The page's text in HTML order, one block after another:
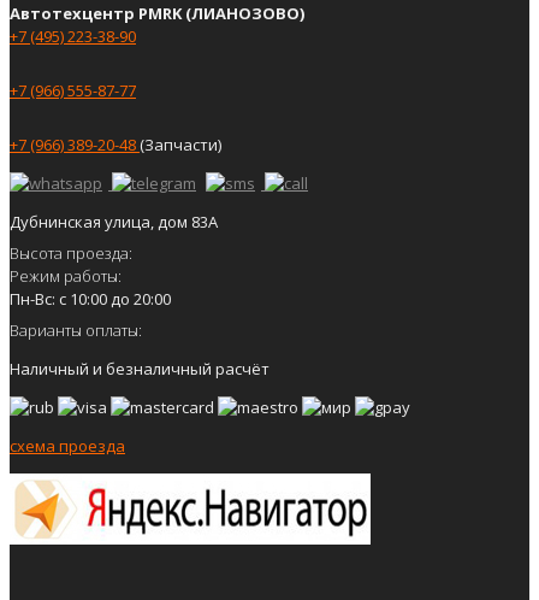
Автотехцентр PMRK (ЛИАНОЗОВО)
+7 (495) 223-38-90
+7 (966) 555-87-77
+7 (966) 389-20-48(Запчасти)
Дубнинская улица, дом 83А
Высота проезда:
Режим работы:
Пн-Вс: с 10:00 до 20:00
Варианты оплаты:
Наличный и безналичный расчёт
схема проезда